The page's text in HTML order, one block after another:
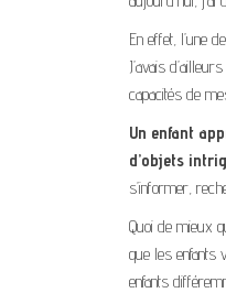
En effet, l’une
J’avais
capacités de
Un enfant
d’objets
s’informer,
Quoi de mieux
que les enfants
enfants